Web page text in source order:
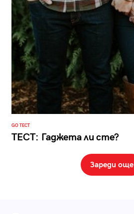
GO ТЕСТ
ТЕСТ: Гаджета ли сте?
Зареди още